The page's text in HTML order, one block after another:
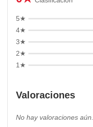
5★
4★
3★
2★
1★
Valoraciones
No hay valoraciones aún.